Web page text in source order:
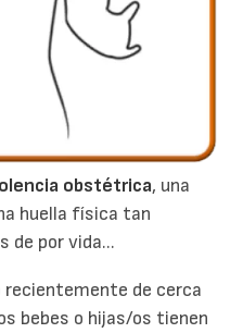
obstétrica, una
huella física tan
de por vida...
recientemente de cerca
bebes o hijas/os tienen